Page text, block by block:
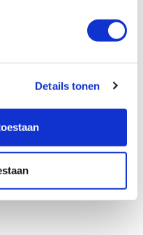
Details tonen